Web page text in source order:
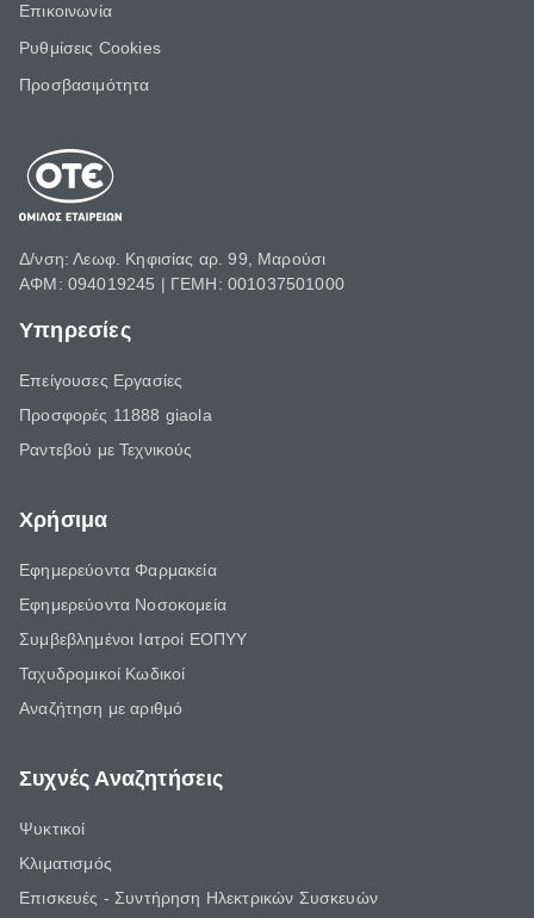
Επικοινωνία
Ρυθμίσεις Cookies
Προσβασιμότητα
Δ/νση: Λεωφ. Κηφισίας αρ. 99, Μαρούσι
ΑΦΜ: 094019245 | ΓΕΜΗ: 001037501000
Υπηρεσίες
Επείγουσες Εργασίες
Προσφορές 11888 giaola
Ραντεβού με Τεχνικούς
Χρήσιμα
Εφημερεύοντα Φαρμακεία
Εφημερεύοντα Νοσοκομεία
Συμβεβλημένοι Ιατροί ΕΟΠΥΥ
Ταχυδρομικοί Κωδικοί
Αναζήτηση με αριθμό
Συχνές Αναζητήσεις
Ψυκτικοί
Κλιματισμός
Επισκευές - Συντήρηση Ηλεκτρικών Συσκευών